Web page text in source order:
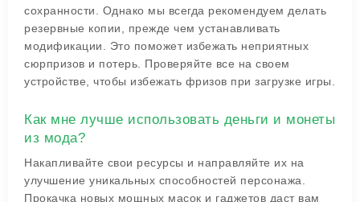
сохранности. Однако мы всегда рекомендуем делать
резервные копии, прежде чем устанавливать
модификации. Это поможет избежать неприятных
сюрпризов и потерь. Проверяйте все на своем
устройстве, чтобы избежать фризов при загрузке игры.
Как мне лучше использовать деньги и монеты
из мода?
Накапливайте свои ресурсы и направляйте их на
улучшение уникальных способностей персонажа.
Прокачка новых мощных масок и гаджетов даст вам